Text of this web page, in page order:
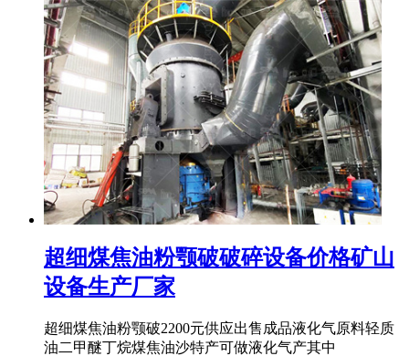
超细煤焦油粉颚破破碎设备价格矿山
设备生产厂家
超细煤焦油粉颚破2200元供应出售成品液化气原料轻质
油二甲醚丁烷煤焦油沙特产可做液化气产其中